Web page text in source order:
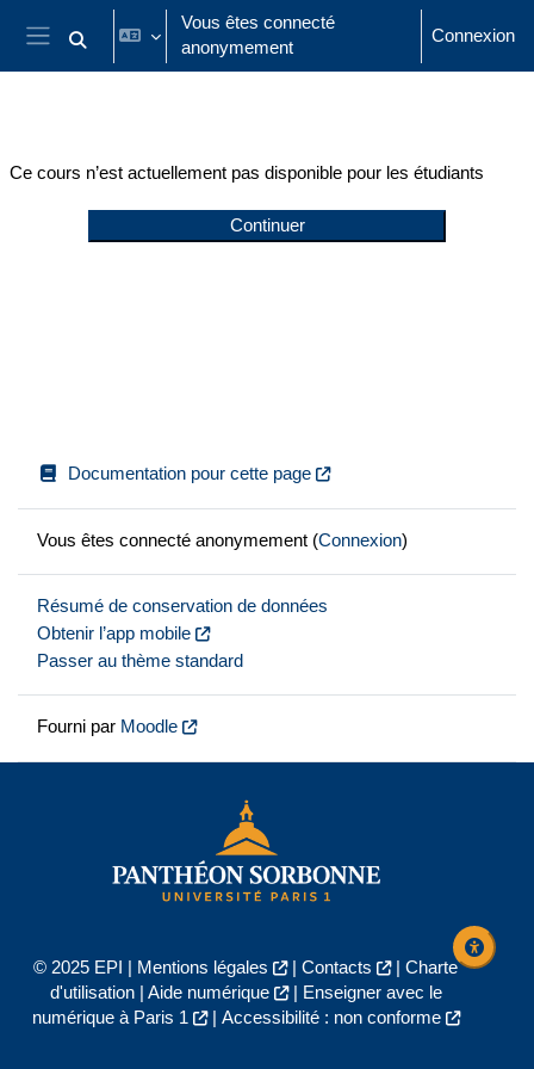
Passer au contenu principal
Panneau latéral
Activer/désactiver la saisie de recherche
Vous êtes connecté
anonymement
Connexion
Ce cours n’est actuellement pas disponible pour les étudiants
Continuer
Documentation pour cette page
Vous êtes connecté anonymement (Connexion)
Résumé de conservation de données
Obtenir l’app mobile
Passer au thème standard
Fourni par Moodle
© 2025 EPI | Mentions légales | Contacts | Charte
d'utilisation| Aide numérique |
Enseigner avec le
numérique à Paris 1
| Accessibilité : non conforme